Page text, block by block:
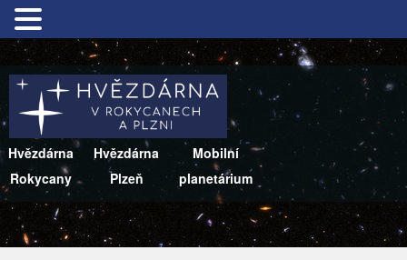
Hvězdárna
Rokycany
Hvězdárna
Plzeň
Mobilní
planetárium